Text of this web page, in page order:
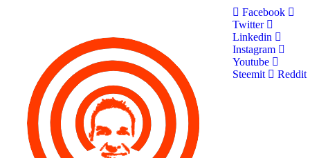
Facebook
Twitter
Linkedin
Instagram
Youtube
Steemit
Reddit